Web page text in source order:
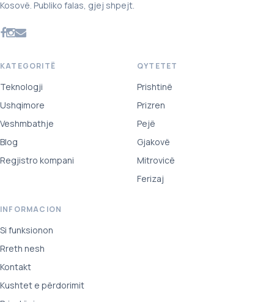
Kosovë. Publiko falas, gjej shpejt.
KATEGORITË
Teknologji
Ushqimore
Veshmbathje
Blog
Regjistro kompani
QYTETET
Prishtinë
Prizren
Pejë
Gjakovë
Mitrovicë
Ferizaj
INFORMACION
Si funksionon
Rreth nesh
Kontakt
Kushtet e përdorimit